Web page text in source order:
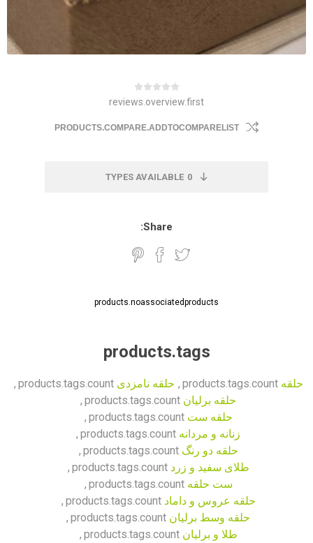
reviews.overview.first
PRODUCTS.COMPARE.ADDTOCOMPARELIST
0
TYPES AVAILABLE
Share:
products.noassociatedproducts
products.tags
حلقه products.tags.count
, حلقه نامزدی products.tags.count
,
حلقه برلیان products.tags.count
,
حلقه ست products.tags.count
,
زنانه و مردانه products.tags.count
,
حلقه دو رنگ products.tags.count
,
طلای سفید و زرد products.tags.count
,
ست حلقه products.tags.count
,
حلقه عروس و داماد products.tags.count
,
حلقه وسط برلیان products.tags.count
,
طلا و برلیان products.tags.count
,